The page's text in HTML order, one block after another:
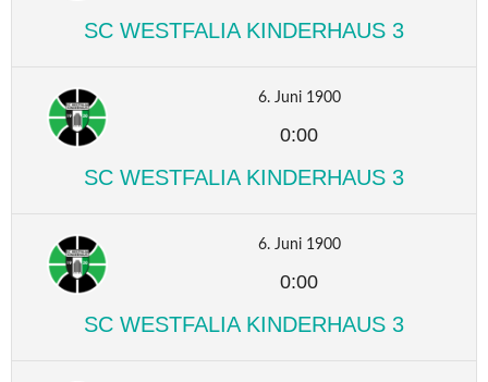
SC WESTFALIA KINDERHAUS 3
6. Juni 1900
0:00
SC WESTFALIA KINDERHAUS 3
6. Juni 1900
0:00
SC WESTFALIA KINDERHAUS 3